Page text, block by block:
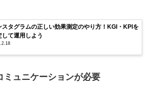
スタグラムの正しい効果測定のやり方！KGI・KPIを
して運用しよう
ミュニケーションが必要